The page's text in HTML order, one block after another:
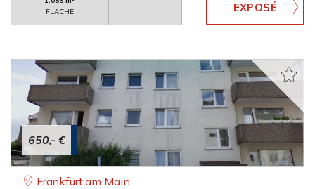
FLÄCHE
650,- €
Frankfurt am Main